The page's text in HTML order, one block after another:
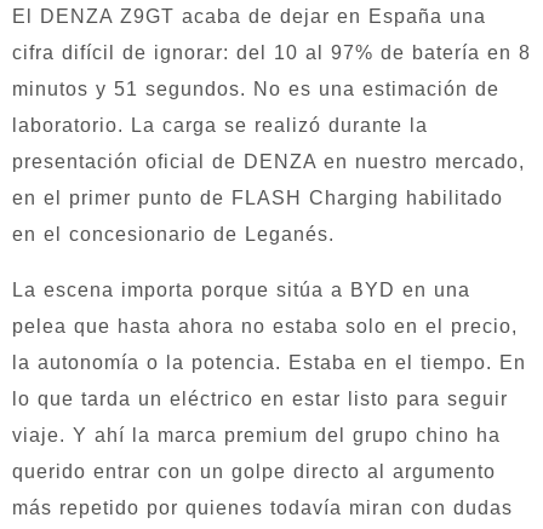
El DENZA Z9GT acaba de dejar en España una
cifra difícil de ignorar: del 10 al 97% de batería en 8
minutos y 51 segundos. No es una estimación de
laboratorio. La carga se realizó durante la
presentación oficial de DENZA en nuestro mercado,
en el primer punto de FLASH Charging habilitado
en el concesionario de Leganés.
La escena importa porque sitúa a BYD en una
pelea que hasta ahora no estaba solo en el precio,
la autonomía o la potencia. Estaba en el tiempo. En
lo que tarda un eléctrico en estar listo para seguir
viaje. Y ahí la marca premium del grupo chino ha
querido entrar con un golpe directo al argumento
más repetido por quienes todavía miran con dudas